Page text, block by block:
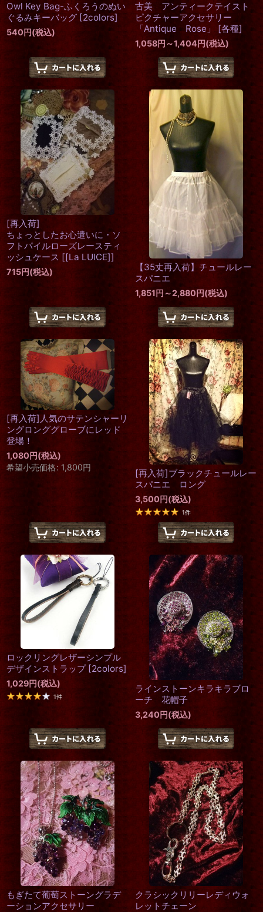
Owl Key Bag-ふくろうのぬい
ぐるみキーバッグ [2colors]
540円(税込)
古美 アンティークテイスト
ピクチャーアクセサリー
「Antique Rose」
[各種]
1,058円 ～1,404円(税込)
[再入荷]
ちょっとしたお心遣いに・ソ
フトパイルローズレースティ
ッシュケース [[La LUICE]]
715円(税込)
【35丈再入荷】チュールレー
スパニエ
1,851円 ～2,880円(税込)
[再入荷]人気のサテンシャーリ
ングロンググローブにレッド
登場！
1,080円(税込)
希望小売価格: 1,800円
[再入荷]ブラックチュールレー
スパニエ ロング
3,500円(税込)
1件
ロックリングレザーシンプル
デザインストラップ [2colors]
1,029円(税込)
1件
ラインストーンキラキラブロ
ーチ 花帽子
3,240円(税込)
もぎたて葡萄ストーングラデ
ーションアクセサリー
クラシックリリーレディウォ
レットチェーン